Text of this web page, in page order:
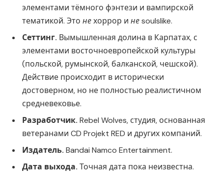
элементами тёмного фэнтези и вампирской
тематикой. Это нехоррор и неsoulslike.
Сеттинг. Вымышленная долина в Карпатах, с
элементами восточноевропейской культуры
(польской, румынской, балканской, чешской).
Действие происходит в исторически
достоверном, но не полностью реалистичном
средневековье.
Разработчик. Rebel Wolves, студия, основанная
ветеранами CD Projekt RED и других компаний.
Издатель. Bandai Namco Entertainment.
Дата выхода. Точная дата пока неизвестна.